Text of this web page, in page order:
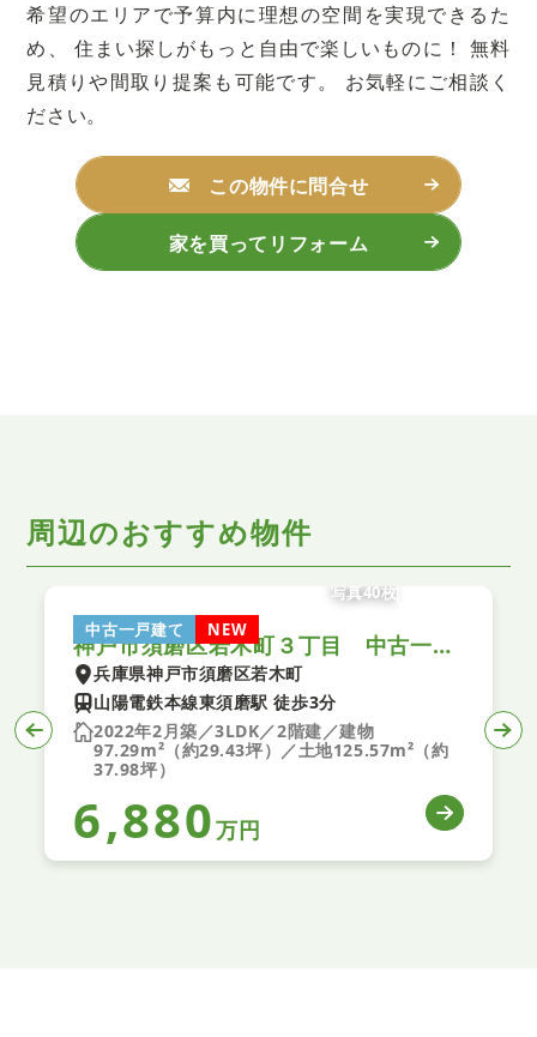
希望のエリアで予算内に理想の空間を実現できるた
め、
住まい探しがもっと自由で楽しいものに！ 無料
見積りや間取り提案も可能です。
お気軽にご相談く
ださい。
この物件に問合せ
家を買ってリフォーム
周辺のおすすめ物件
中古一戸建て NEW
写真40枚
神戸市須磨区若木町３丁目 中古一戸建て
兵庫県神戸市須磨区若木町
山陽電鉄本線東須磨駅 徒歩3分
2022年2月築／3LDK／2階建／建物
97.29m²（約29.43坪）／土地125.57m²（約
37.98坪）
6,880万円